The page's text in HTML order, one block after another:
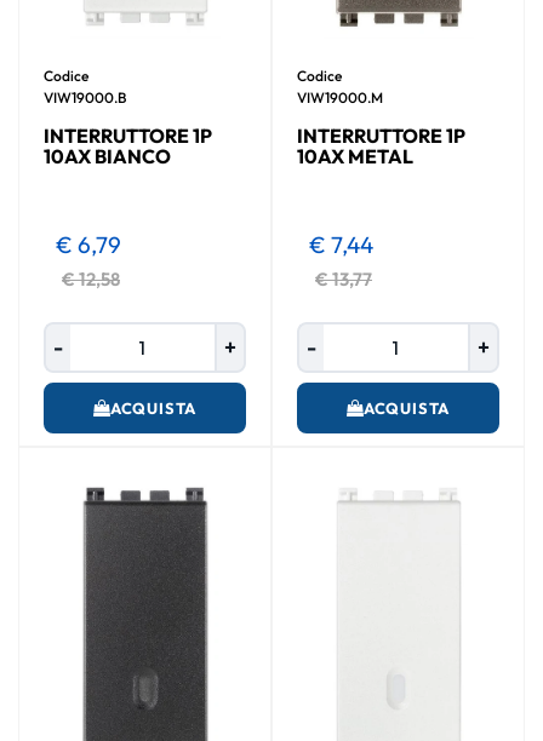
Codice
VIW19000.B
INTERRUTTORE 1P
10AX BIANCO
€ 12,58
€ 6,79
ACQUISTA
Codice
VIW19000.M
INTERRUTTORE 1P
10AX METAL
€ 13,77
€ 7,44
ACQUISTA